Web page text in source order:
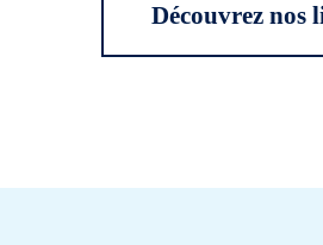
Découvrez nos